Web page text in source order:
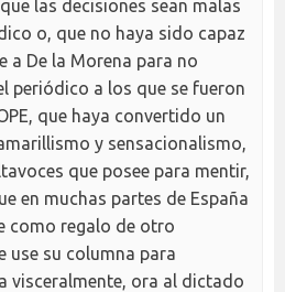
las decisiones sean malas
o, que no haya sido capaz
a De la Morena para no
periódico a los que se fueron
que haya convertido un
y sensacionalismo,
que posee para mentir,
en muchas partes de España
como regalo de otro
use su columna para
visceralmente, ora al dictado